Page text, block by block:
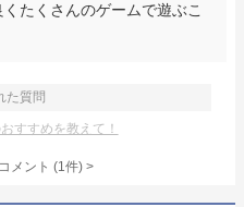
たくさんのゲームで遊ぶこ
た質問
すすめを教えて！
メント (1件) >